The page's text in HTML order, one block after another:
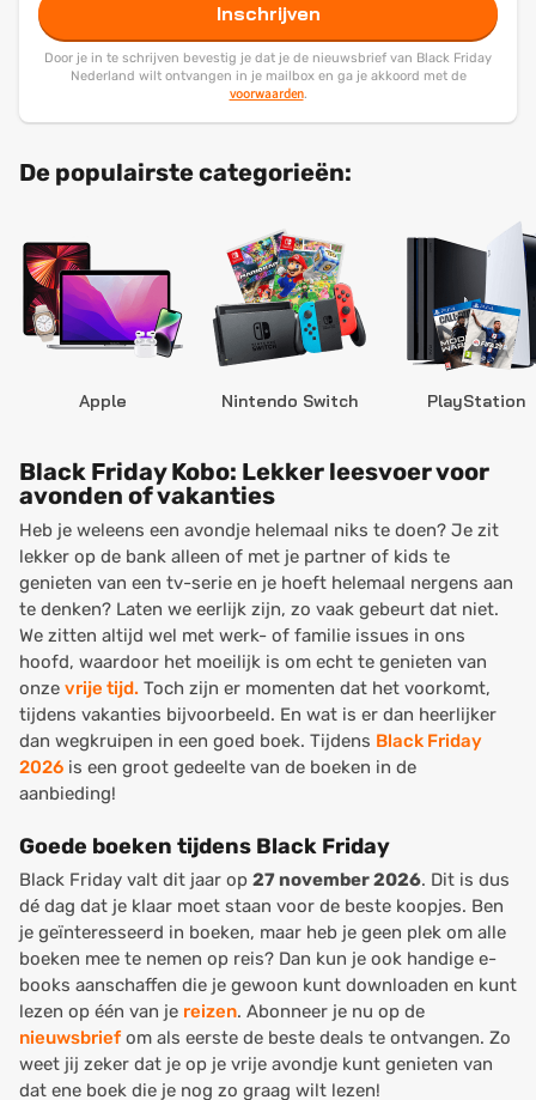
Inschrijven
Door je in te schrijven bevestig je dat je de nieuwsbrief van Black Friday
Nederland wilt ontvangen in je mailbox en ga je akkoord met de
voorwaarden.
De populairste categorieën:
Apple Nintendo Switch PlayStation
Black Friday Kobo: Lekker leesvoer voor
avonden of vakanties
Heb je weleens een avondje helemaal niks te doen? Je zit
lekker op de bank alleen of met je partner of kids te
genieten van een tv-serie en je hoeft helemaal nergens aan
te denken? Laten we eerlijk zijn, zo vaak gebeurt dat niet.
We zitten altijd wel met werk- of familie issues in ons
hoofd, waardoor het moeilijk is om echt te genieten van
onze vrije tijd. Toch zijn er momenten dat het voorkomt,
tijdens vakanties bijvoorbeeld. En wat is er dan heerlijker
dan wegkruipen in een goed boek. Tijdens Black Friday
2026 is een groot gedeelte van de boeken in de
aanbieding!
Goede boeken tijdens Black Friday
Black Friday valt dit jaar op 27 november 2026. Dit is dus
dé dag dat je klaar moet staan voor de beste koopjes. Ben
je geïnteresseerd in boeken, maar heb je geen plek om alle
boeken mee te nemen op reis? Dan kun je ook handige e-
books aanschaffen die je gewoon kunt downloaden en kunt
lezen op één van je reizen. Abonneer je nu op de
nieuwsbriefom als eerste de beste deals te ontvangen. Zo
weet jij zeker dat je op je vrije avondje kunt genieten van
dat ene boek die je nog zo graag wilt lezen!